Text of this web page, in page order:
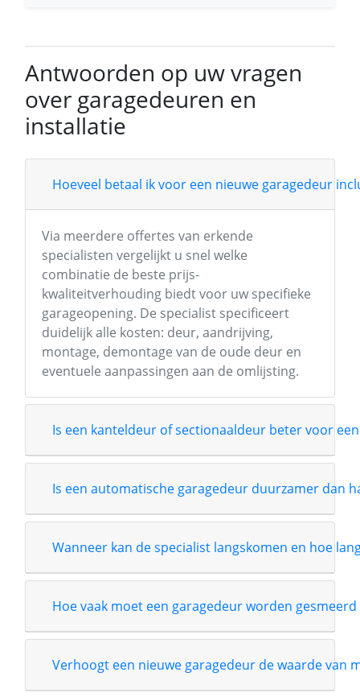
Antwoorden op uw vragen
over garagedeuren en
installatie
Hoeveel betaal ik voor een nieuwe garagedeur
Via meerdere offertes van erkende
specialisten vergelijkt u snel welke
combinatie de beste prijs-
kwaliteitverhouding biedt voor uw specifieke
garageopening. De specialist specificeert
duidelijk alle kosten: deur, aandrijving,
montage, demontage van de oude deur en
eventuele aanpassingen aan de omlijsting.
Is een kanteldeur of sectionaaldeur beter voor
Is een automatische garagedeur duurzamer dan
Wanneer kan de specialist langskomen en hoe
Hoe vaak moet een garagedeur worden
Verhoogt een nieuwe garagedeur de waarde van